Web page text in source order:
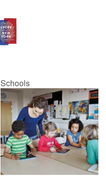
Schools